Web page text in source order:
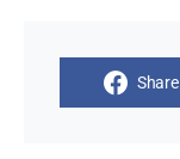
Share